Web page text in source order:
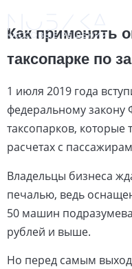
Как применять
таксопарке по
1 июля 2019 года
федеральному закону
таксопарков,
расчетах с
Владельцы бизнеса
печалью, ведь
50 машин
рублей и выше.
Но перед самым